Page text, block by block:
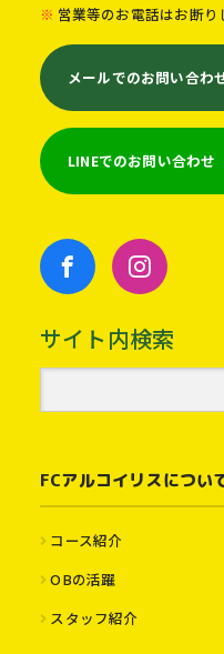
営業等のお電話はお断り
メールでのお問い合わ
LINEでのお問い合わせ
サイト内検索
FCアルコイリスについ
コース紹介
OBの活躍
スタッフ紹介